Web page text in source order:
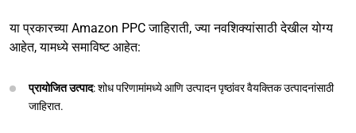
या प्रकारच्या Amazon PPC जाहिराती, ज्या नवशिक्यांसाठी देखील योग्य
आहेत, यामध्ये समाविष्ट आहेत:
प्रायोजित उत्पाद: शोध परिणामांमध्ये आणि उत्पादन पृष्ठांवर वैयक्तिक उत्पादनांसाठी
जाहिरात.